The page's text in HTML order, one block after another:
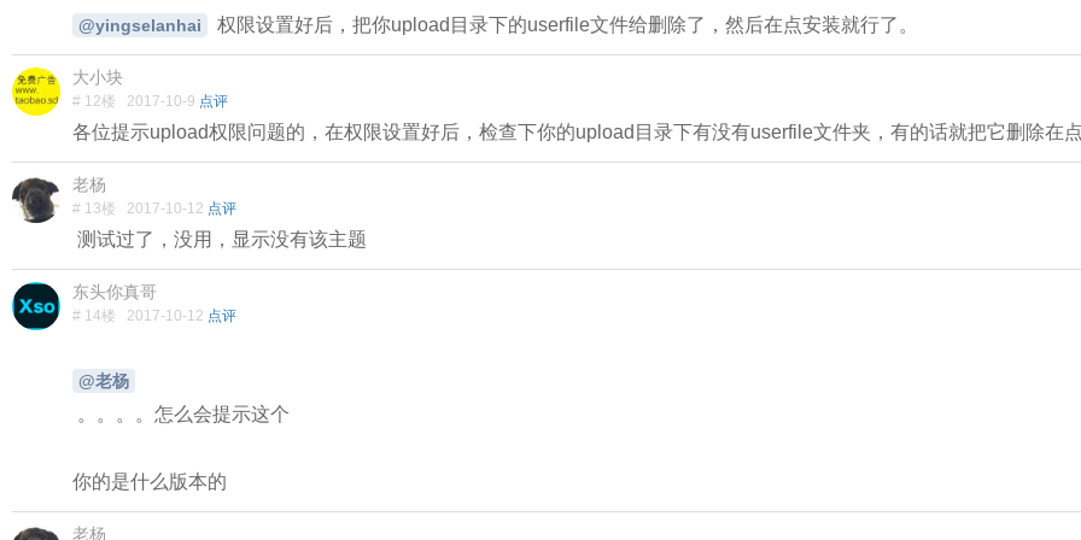
@yingselanhai 权限设置好后，把你upload目录下的userfile文件给删除了，然后在点安装就行了。
大小块
# 12楼 2017-10-9 点评
各位提示upload权限问题的，在权限设置好后，检查下你的upload目录下有没有userfile文件夹，有的话就把它删除在
老杨
# 13楼 2017-10-12 点评
测试过了，没用，显示没有该主题
东头你真哥
# 14楼 2017-10-12 点评
@老杨
。。。。怎么会提示这个
你的是什么版本的
老杨